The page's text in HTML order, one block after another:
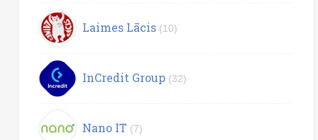
Laimes Lācis (10)
InCredit Group (32)
Nano IT (7)